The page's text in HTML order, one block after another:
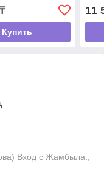
Купить
11
Вход с Жамбыла.,